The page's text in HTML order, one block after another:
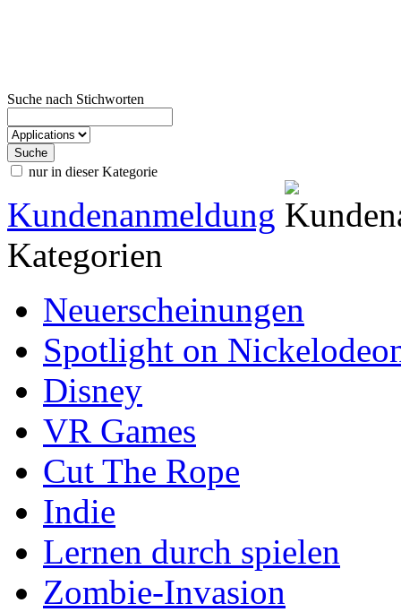
Suche nach Stichworten
nur in dieser Kategorie
Kundenanmeldung
Kategorien
Neuerscheinungen
Spotlight on
Disney
VR Games
Cut The Rope
Indie
Lernen durch spielen
Zombie-Invasion